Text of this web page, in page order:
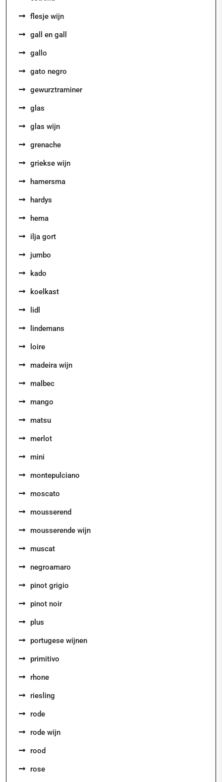
flesje wijn
gall en gall
gallo
gato negro
gewurztraminer
glas
glas wijn
grenache
griekse wijn
hamersma
hardys
hema
ilja gort
jumbo
kado
koelkast
lidl
lindemans
loire
madeira wijn
malbec
mango
matsu
merlot
mini
montepulciano
moscato
mousserend
mousserende wijn
muscat
negroamaro
pinot grigio
pinot noir
plus
portugese wijnen
primitivo
rhone
riesling
rode
rode wijn
rood
rose